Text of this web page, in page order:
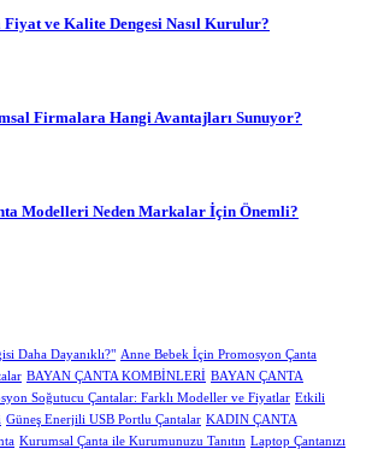
Fiyat ve Kalite Dengesi Nasıl Kurulur?
Firmalara Hangi Avantajları Sunuyor?
Modelleri Neden Markalar İçin Önemli?
Daha Dayanıklı?" Anne Bebek İçin Promosyon Çanta
BAYAN ÇANTA KOMBİNLERİ BAYAN ÇANTA
Soğutucu Çantalar: Farklı Modeller ve Fiyatlar Etkili
Güneş Enerjili USB Portlu Çantalar KADIN ÇANTA
Kurumsal Çanta ile Kurumunuzu Tanıtın Laptop Çantanızı